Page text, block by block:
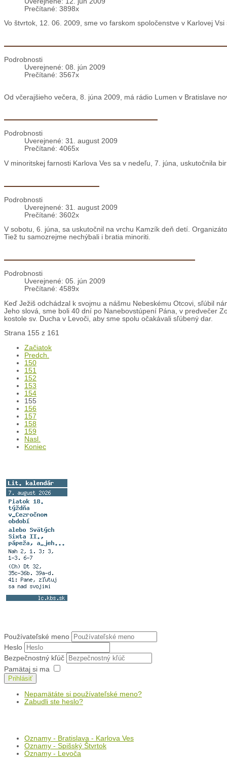
Prečítané: 3898x
Vo štvrtok, 12. 06. 2009, sme vo farskom spoločenstve v Karlovej
Podrobnosti
Uverejnené: 08. jún 2009
Prečítané: 3567x
Od včerajšieho večera, 8. júna 2009, má rádio Lumen v Bratislave
Podrobnosti
Uverejnené: 31. august 2009
Prečítané: 4065x
V minoritskej farnosti Karlova Ves sa v nedeľu, 7. júna, uskutočnila
Podrobnosti
Uverejnené: 31. august 2009
Prečítané: 3602x
V sobotu, 6. júna, sa uskutočnil na vrchu Kamzík deň detí.
Tiež tu samozrejme nechýbali i bratia minoriti.
Podrobnosti
Uverejnené: 05. jún 2009
Prečítané: 4589x
Keď Ježiš odchádzal k svojmu a nášmu Nebeskému Otcovi, sľúbil
Jeho slová, sme boli 40 dní po Nanebovstúpení Pána, v predvečer
kostole sv. Ducha v Levoči, aby sme spolu očakávali sľúbený dar.
Strana 155 z 161
Začiatok
Predch.
150
151
152
153
154
155
156
157
158
159
Nasl.
Koniec
Používateľské meno
Heslo
Bezpečnostný kľúč
Pamätaj si ma
Prihlásiť
Nepamätáte si používateľské meno?
Zabudli ste heslo?
Oznamy - Bratislava - Karlova Ves
Oznamy - Spišský Štvrtok
Oznamy - Levoča